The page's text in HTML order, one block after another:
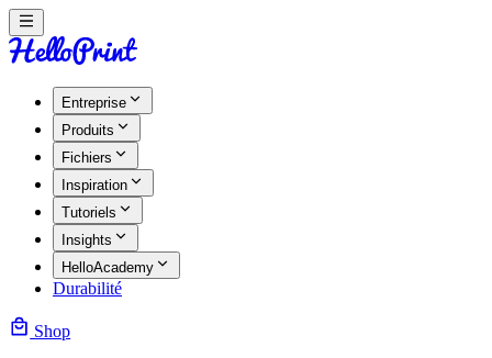
Entreprise
Produits
Fichiers
Inspiration
Tutoriels
Insights
HelloAcademy
Durabilité
Shop